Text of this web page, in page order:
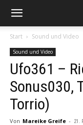
Start Sound und Video
Sound und Video
Ufo361 –
Sonus030,
Torrio)
Von Mareike Greife - 21.